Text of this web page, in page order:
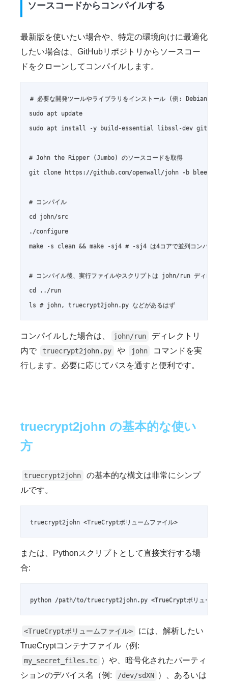
ソースコードからコンパイルする
最新版を使いたい場合や、特定の環境向けに最適化
したい場合は、GitHubリポジトリからソースコー
ドをクローンしてコンパイルします。
# 必要な開発ツールやライブラリをインストール (例: Debian/
sudo apt update
sudo apt install -y build-essential libssl-dev git
# John the Ripper (Jumbo) のソースコードを取得
git clone https://github.com/openwall/john -b bleeding-
# コンパイル
cd john/src
./configure
make -s clean && make -sj4 # -sj4 は4コアで並列コンパイルす
# コンパイル後、実行ファイルやスクリプトは john/run ディレクト
cd ../run
ls # john, truecrypt2john.py などがあるはず
コンパイルした場合は、 john/run
ディレクトリ
内で
truecrypt2john.py や john
コマンドを実
行します。必要に応じてパスを通すと便利です。
truecrypt2john の基本的な使い
方
truecrypt2john
の基本的な構文は非常にシンプ
ルです。
truecrypt2john <TrueCryptボリュームファイル>
または、Pythonスクリプトとして直接実行する場
合:
python /path/to/truecrypt2john.py <TrueCryptボリュームフ
<TrueCryptボリュームファイル>
には、解析したい
TrueCryptコンテナファイル（例:
my_secret_files.tc ）や、暗号化されたパーティ
ションのデバイス名（例:
/dev/sdXN ）、あるいは